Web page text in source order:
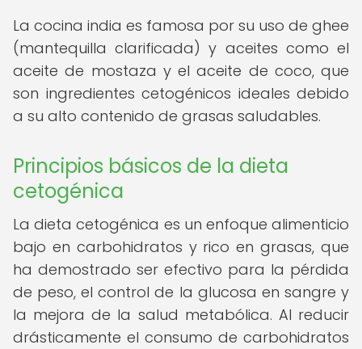
La cocina india es famosa por su uso de ghee
(mantequilla clarificada) y aceites como el
aceite de mostaza y el aceite de coco, que
son ingredientes cetogénicos ideales debido
a su alto contenido de grasas saludables.
Principios básicos de la dieta
cetogénica
La dieta cetogénica es un enfoque alimenticio
bajo en carbohidratos y rico en grasas, que
ha demostrado ser efectivo para la pérdida
de peso, el control de la glucosa en sangre y
la mejora de la salud metabólica. Al reducir
drásticamente el consumo de carbohidratos